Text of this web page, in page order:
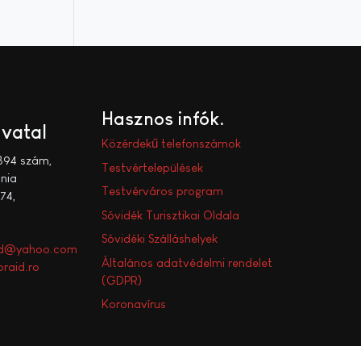
szám,
Hasznos infók
Közérdekű telefonszámok
Testvértelepülések
Testvérváros program
Sóvidék Turisztikai Oldala
Sóvidéki Szálláshelyek
Általános adatvédelmi rendelet
(GDPR)
Koronavírus